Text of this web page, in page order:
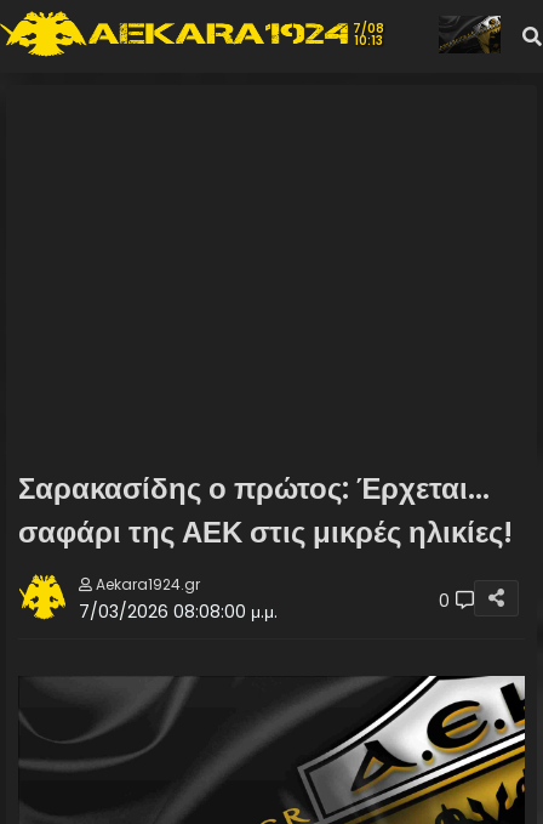
7/08
10:13
Σαρακασίδης ο πρώτος: Έρχεται...
σαφάρι της ΑΕΚ στις μικρές ηλικίες!
Aekara1924.gr
7/03/2026 08:08:00 μ.μ. 0